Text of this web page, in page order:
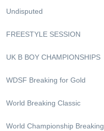
Undisputed
FREESTYLE SESSION
UK B BOY CHAMPIONSHIPS
WDSF Breaking for Gold
World Breaking Classic
World Championship Breaking